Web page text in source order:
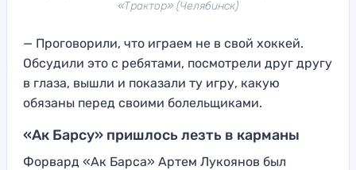
«Трактор» (Челябинск)
— Проговорили, что играем не в свой хоккей.
Обсудили это с ребятами, посмотрели друг другу
в глаза, вышли и показали ту игру, какую
обязаны перед своими болельщиками.
«Ак Барсу» пришлось лезть в карманы
Форвард «Ак Барса» Артем Лукоянов был